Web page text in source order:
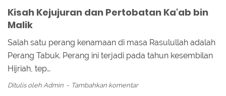
Kisah Kejujuran dan Pertobatan Ka'ab bin
Malik
Salah satu perang kenamaan di masa Rasulullah adalah
Perang Tabuk. Perang ini terjadi pada tahun kesembilan
Hijriah, tep…
Ditulis oleh Admin Tambahkan komentar